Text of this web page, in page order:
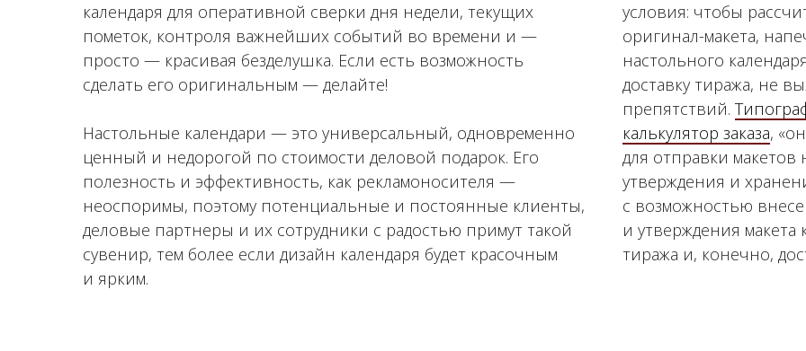
календаря для оперативной сверки дня недели, текущих
пометок, контроля важнейших событий во времени и —
просто — красивая безделушка. Если есть возможность
сделать его оригинальным — делайте!
Настольные календари — это универсальный, одновременно
ценный и недорогой по стоимости деловой подарок. Его
полезность и эффективность, как рекламоносителя —
неоспоримы, поэтому потенциальные и постоянные клиенты,
деловые партнеры и их сотрудники с радостью примут такой
сувенир, тем более если дизайн календаря будет красочным
и ярким.
условия: чтобы
оригинал-макета,
настольного
доставку тиража, не
препятствий.
калькулятор заказа,
для отправки
утверждения и
с возможностью
и утверждения
тиража и, конечно,